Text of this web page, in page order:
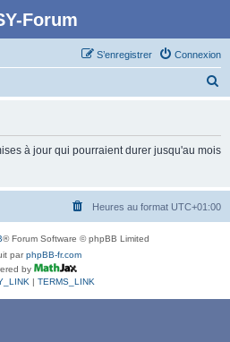
Forum
Connexion
S’enregistrer
c
à jour qui pourraient durer jusqu'au mois
Heures au format UTC+01:00
® Forum Software © phpBB Limited
parphpBB-fr.com
by
| TERMS_LINK